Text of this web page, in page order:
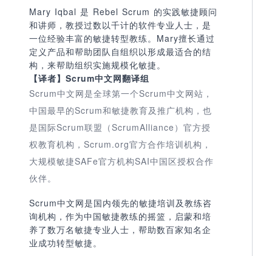
Mary Iqbal 是 Rebel Scrum 的实践敏捷顾问
和讲师，教授过数以千计的软件专业人士，是
一位经验丰富的敏捷转型教练。Mary擅长通过
定义产品和帮助团队自组织以形成最适合的结
构，来帮助组织实施规模化敏捷。
【译者】Scrum中文网翻译组
Scrum中文网是全球第一个Scrum中文网站，
中国最早的Scrum和敏捷教育及推广机构，也
是国际Scrum联盟（ScrumAlliance）官方授
权教育机构，Scrum.org官方合作培训机构，
大规模敏捷SAFe官方机构SAI中国区授权合作
伙伴。
Scrum中文网是国内领先的敏捷培训及教练咨
询机构，作为中国敏捷教练的摇篮，启蒙和培
养了数万名敏捷专业人士，帮助数百家知名企
业成功转型敏捷。